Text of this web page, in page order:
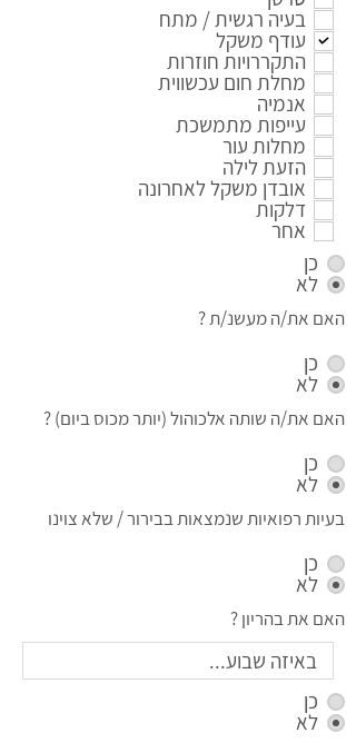
בעיה רגשית / מתח
עודף משקל
התקררויות חוזרות
מחלת חום עכשווית
אנמיה
עייפות מתמשכת
מחלות עור
הזעת לילה
אובדן משקל לאחרונה
דלקות
אחר
כן
לא
האם את/ה מעשנ/ת ?
כן
לא
האם את/ה שותה אלכוהול (יותר מכוס ביום) ?
כן
לא
בעיות רפואיות שנמצאות בבירור / שלא צוינו
כן
לא
האם את בהריון ?
כן
לא